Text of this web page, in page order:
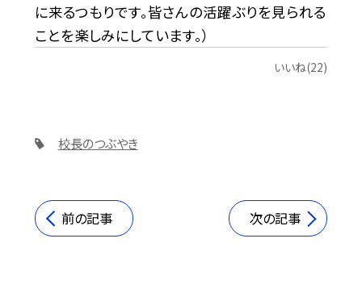
に来るつもりです。皆さんの活躍ぶりを見られる
ことを楽しみにしています。）
いいね(22)
校長のつぶやき
前の記事 次の記事